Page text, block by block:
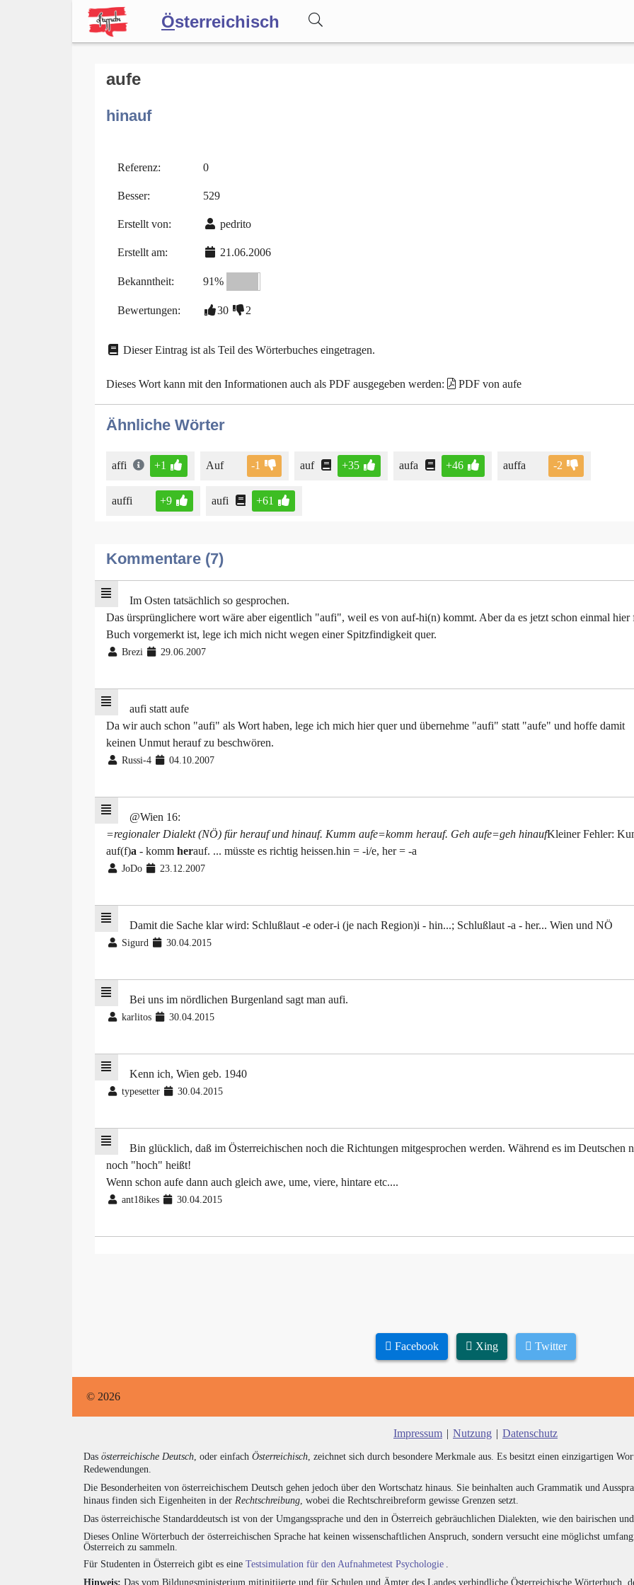
Österreichisch
Forum
Blog
aufe
hinauf
Referenz: 0
Besser: 529
Erstellt von: pedrito
Erstellt am: 21.06.2006
Bekanntheit: 91%
Bewertungen: 30 2
Dieser Eintrag ist als Teil des Wörterbuches eingetragen.
Dieses Wort kann mit den Informationen auch als PDF ausgegeben werden: PDF von aufe
Ähnliche Wörter
affi +1 Auf -1 auf +35 aufa +46 auffa -2
auffi +9 aufi +61
Kommentare (7)
Im Osten tatsächlich so gesprochen.
Das ürsprünglichere wort wäre aber eigentlich "aufi", weil es von auf-hi(n) kommt. Aber da es jetzt schon einmal hier
Buch vorgemerkt ist, lege ich mich nicht wegen einer Spitzfindigkeit quer.
Brezi 29.06.2007
aufi statt aufe
Da wir auch schon "aufi" als Wort haben, lege ich mich hier quer und übernehme "aufi" statt "aufe" und hoffe damit
keinen Unmut herauf zu beschwören.
Russi-4 04.10.2007
@Wien 16:
=regionaler Dialekt (NÖ) für herauf und hinauf. Kumm aufe=komm herauf. Geh aufe=geh hinaufKleiner Fehler:
auf(f)a - komm herauf. ... müsste es richtig heissen.hin = -i/e, her = -a
JoDo 23.12.2007
Damit die Sache klar wird: Schlußlaut -e oder-i (je nach Region)i - hin...; Schlußlaut -a - her... Wien und NÖ
Sigurd 30.04.2015
Bei uns im nördlichen Burgenland sagt man aufi.
karlitos 30.04.2015
Kenn ich, Wien geb. 1940
typesetter 30.04.2015
Bin glücklich, daß im Österreichischen noch die Richtungen mitgesprochen werden. Während es im Deutschen
noch "hoch" heißt!
Wenn schon aufe dann auch gleich awe, ume, viere, hintare etc....
ant18ikes 30.04.2015
Facebook Xing Twitter
© 2026
Impressum | Nutzung | Datenschutz
Das österreichische Deutsch , oder einfach Österreichisch , zeichnet sich durch besondere Merkmale aus. Es besitzt einen einzigartigen
Redewendungen.
Die Besonderheiten von österreichischem Deutsch gehen jedoch über den Wortschatz hinaus. Sie beinhalten auch Grammatik und
hinaus finden sich Eigenheiten in der Rechtschreibung , wobei die Rechtschreibreform gewisse Grenzen setzt.
Das österreichische Standarddeutsch ist von der Umgangssprache und den in Österreich gebräuchlichen Dialekten, wie den bairischen
Dieses Online Wörterbuch der österreichischen Sprache hat keinen wissenschaftlichen Anspruch, sondern versucht eine möglichst
Österreich zu sammeln.
Für Studenten in Österreich gibt es eine Testsimulation für den Aufnahmetest Psychologie
Hinweis: Das vom Bildungsministerium mitinitiierte und für Schulen und Ämter des Landes verbindliche Österreichische Wörterbuch,